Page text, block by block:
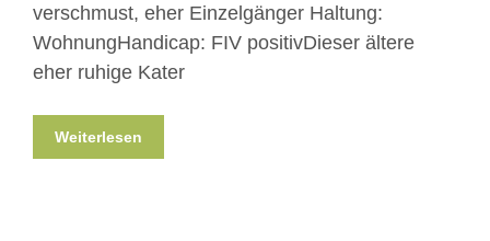
verschmust, eher Einzelgänger Haltung:
WohnungHandicap: FIV positivDieser ältere
eher ruhige Kater
Weiterlesen